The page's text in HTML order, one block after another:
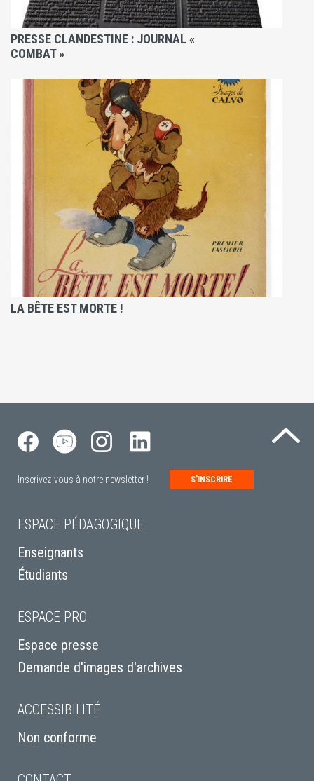
PRESSE CLANDESTINE : JOURNAL «
COMBAT »
LA BÊTE EST MORTE !
Inscrivez-vous à notre newsletter ! S’INSCRIRE
ESPACE PÉDAGOGIQUE
Enseignants
Étudiants
ESPACE PRO
Espace presse
Demande d'images d'archives
ACCESSIBILITÉ
Non conforme